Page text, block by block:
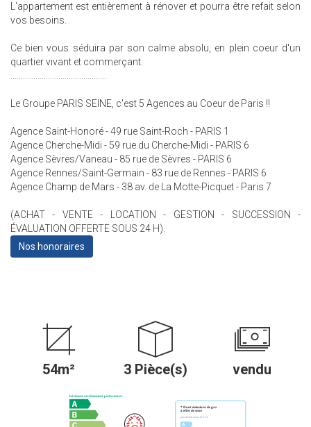
L'appartement est entièrement à rénover et pourra être refait selon
vos besoins.
Ce bien vous séduira par son calme absolu, en plein coeur d'un
quartier vivant et commerçant.
..............................................
Le Groupe PARIS SEINE, c'est 5 Agences au Coeur de Paris !!
Agence Saint-Honoré - 49 rue Saint-Roch - PARIS 1
Agence Cherche-Midi - 59 rue du Cherche-Midi - PARIS 6
Agence Sèvres/Vaneau - 85 rue de Sèvres - PARIS 6
Agence Rennes/Saint-Germain - 83 rue de Rennes - PARIS 6
Agence Champ de Mars - 38 av. de La Motte-Picquet - Paris 7
(ACHAT - VENTE - LOCATION - GESTION - SUCCESSION -
ÉVALUATION OFFERTE SOUS 24 H).
Nos honoraires
54m² 3 Pièce(s) vendu